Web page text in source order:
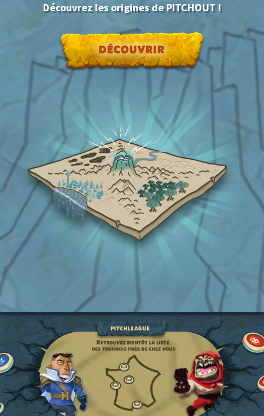
Découvrez les origines de PITCHOUT !